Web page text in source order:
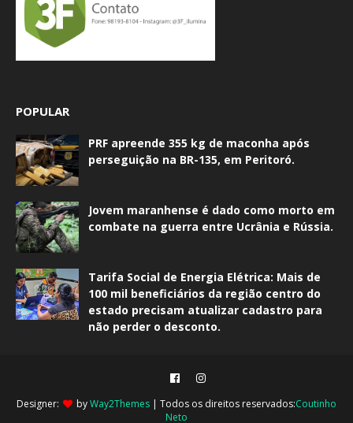
POPULAR
PRF apreende 355 kg de maconha após
perseguição na BR-135, em Peritoró.
Jovem maranhense é dado como morto em
combate na guerra entre Ucrânia e Rússia.
Tarifa Social de Energia Elétrica: Mais de
100 mil beneficiários da região centro do
estado precisam atualizar cadastro para
não perder o desconto.
Designer: byWay2Themes | Todos os direitos reservados:Coutinho
Neto